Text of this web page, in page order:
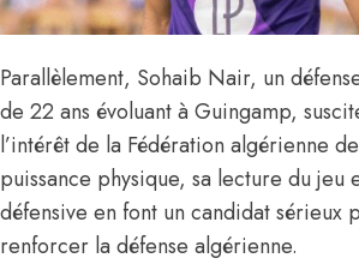
Parallèlement, Sohaib Nair, un
de 22 ans évoluant à Guingamp,
l’intérêt de la Fédération algérienne
puissance physique, sa lecture du jeu
défensive en font un candidat sérieux
renforcer la défense algérienne.